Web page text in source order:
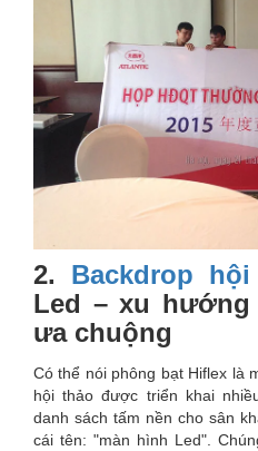
2. Backdrop
Led – xu
ưa chuộng
Có thể nói phông bạt Hiflex là
hội thảo được triển khai
danh sách tấm nền cho sân
cái tên: "màn hình Led".